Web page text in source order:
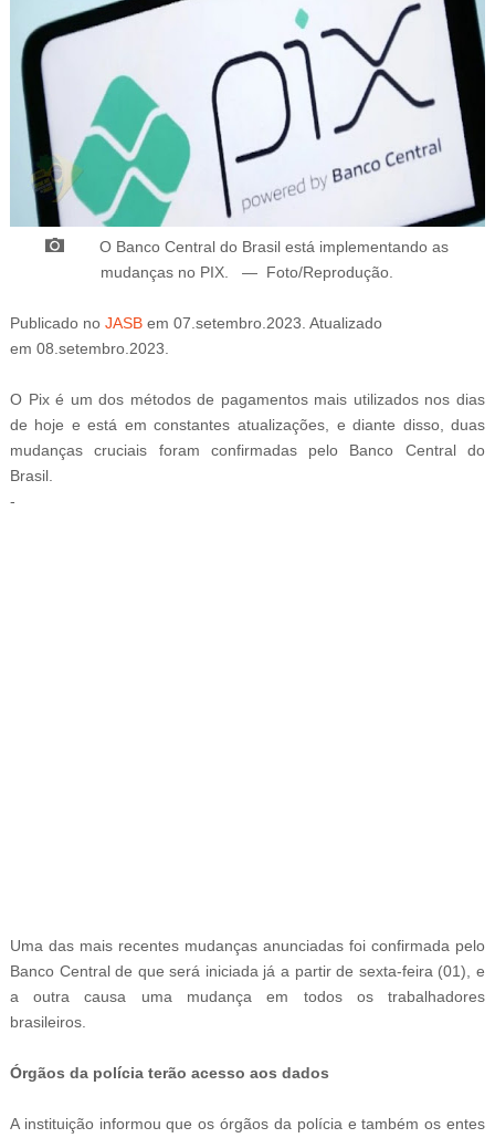
O Banco Central do Brasil está implementando as
mudanças no PIX.
— Foto/Reprodução
Publicado no JASB em 07 .setembro.2023. Atualizado
em 08 .setembro.2023.
O Pix é um dos métodos de pagamentos mais utilizados nos dias
de hoje e está em constantes atualizações, e diante disso, duas
mudanças cruciais foram confirmadas pelo Banco Central do
Brasil.
-
Uma das mais recentes mudanças anunciadas foi confirmada pelo
Banco Central de que será iniciada já a partir de sexta-feira (01), e
a outra causa uma mudança em todos os trabalhadores
brasileiros.
Órgãos da polícia terão acesso aos dados
A instituição informou que os órgãos da polícia e também os entes